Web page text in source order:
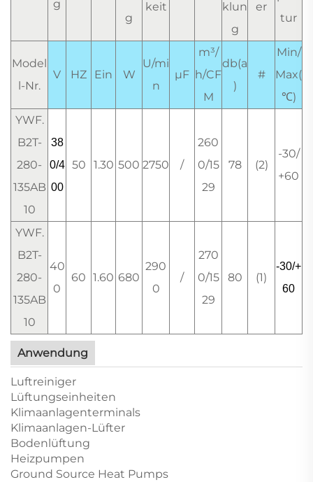
g
g
keit
klun
g
er
tur
Model
l-Nr.
V HZ Ein W
U/mi
n
μF
m³/
h/CF
M
db(a
)
#
Min/
Max(
℃)
YWF.
B2T-
280-
135AB
10
38
0/4
00
50 1.30 500 2750 /
260
0/15
29
78 (2)
-30/
+60
YWF.
B2T-
280-
135AB
10
40
0
60 1.60 680
290
0
/
270
0/15
29
80 (1)
-30/+
60
Anwendung
Luftreiniger
Lüftungseinheiten
Klimaanlagenterminals
Klimaanlagen-Lüfter
Bodenlüftung
Heizpumpen
Ground Source Heat Pumps